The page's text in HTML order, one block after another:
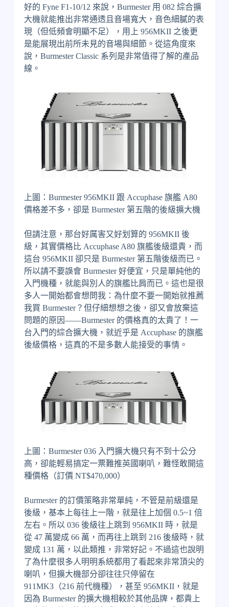
好的 Fyne F1-10/12 來說，Burmester 用 082 綜合擴
大機就能推出非常通透且音場寬大，音色細膩的表
現（但低頻會明顯不足），用上 956MKII 之後更
是能展現出前所未見的音場與細節。從這角度來
說，Burmester Classic 系列是非常值得了解的產品
線。
上圖：Burmester 956MKII 跟 Accuphase 旗艦 A80
價格差不多，卻是 Burmester 第五階的後級擴大機
但請注意，那台好厲害又好划算的 956MKII 後
級，其實價格比 Accuphase A80 旗艦後級還貴，而
這台 956MKII 卻只是 Burmester 第五階後級而已。
所以請不要誤會 Burmester 好便宜，只是單純他的
入門機種，就能與別人的旗艦比肩而已。這也是很
多人一開始都會想問我：為什麼不要一開始就推薦
我買 Burmester？但仔細想想之後，卻又會放棄這
問題的原因——Burmester 的價格真的太貴了！一
台入門的綜合擴大機，就近乎是 Accuphase 的旗艦
後級價格，這真的不是多數人能接受的事情。
上圖：Burmester 036 入門擴大機只有不到十公分
高，卻能輕易搞定一票難推英國喇叭，難怪敢開這
種價格（訂價 NT$470,000）
Burmester 的訂價策略非常單純，不管是前級還是
後級，基本上每往上一階，就是往上加個 0.5~1 倍
左右。所以 036 後級往上跳到 956MKII 時，就是
從 47 萬變成 66 萬，而再往上跳到 216 後級時，就
變成 131 萬，以此類推，非常好記。不過這也說明
了為什麼很多人明明系統都用了看起來非常頂尖的
喇叭，但擴大機部分卻往往只停留在
911MK3（216 前代機種），甚至 956MKII，就是
因為 Burmester 的擴大機相較於其他品牌，都貴上